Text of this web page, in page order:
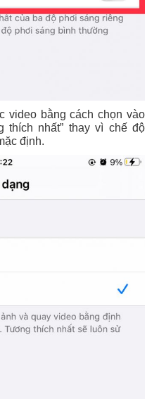
video bằng cách chọn vào
thích nhất” thay vì chế độ
định.